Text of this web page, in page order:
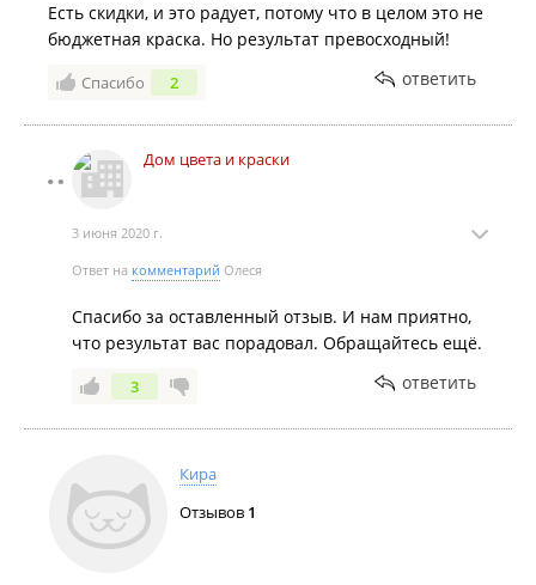
Есть скидки, и это радует, потому что в целом это не
бюджетная краска. Но результат превосходный!
Спасибо 2 ответить
Дом цвета и краски
3 июня 2020 г.
Ответ на комментарий Олеся
Спасибо за оставленный отзыв. И нам приятно,
что результат вас порадовал. Обращайтесь ещё.
3 ответить
Кира
Отзывов 1